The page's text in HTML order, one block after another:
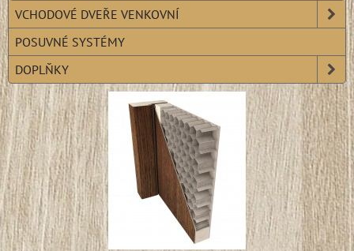
VCHODOVÉ DVEŘE VENKOVNÍ
POSUVNÉ SYSTÉMY
DOPLŇKY